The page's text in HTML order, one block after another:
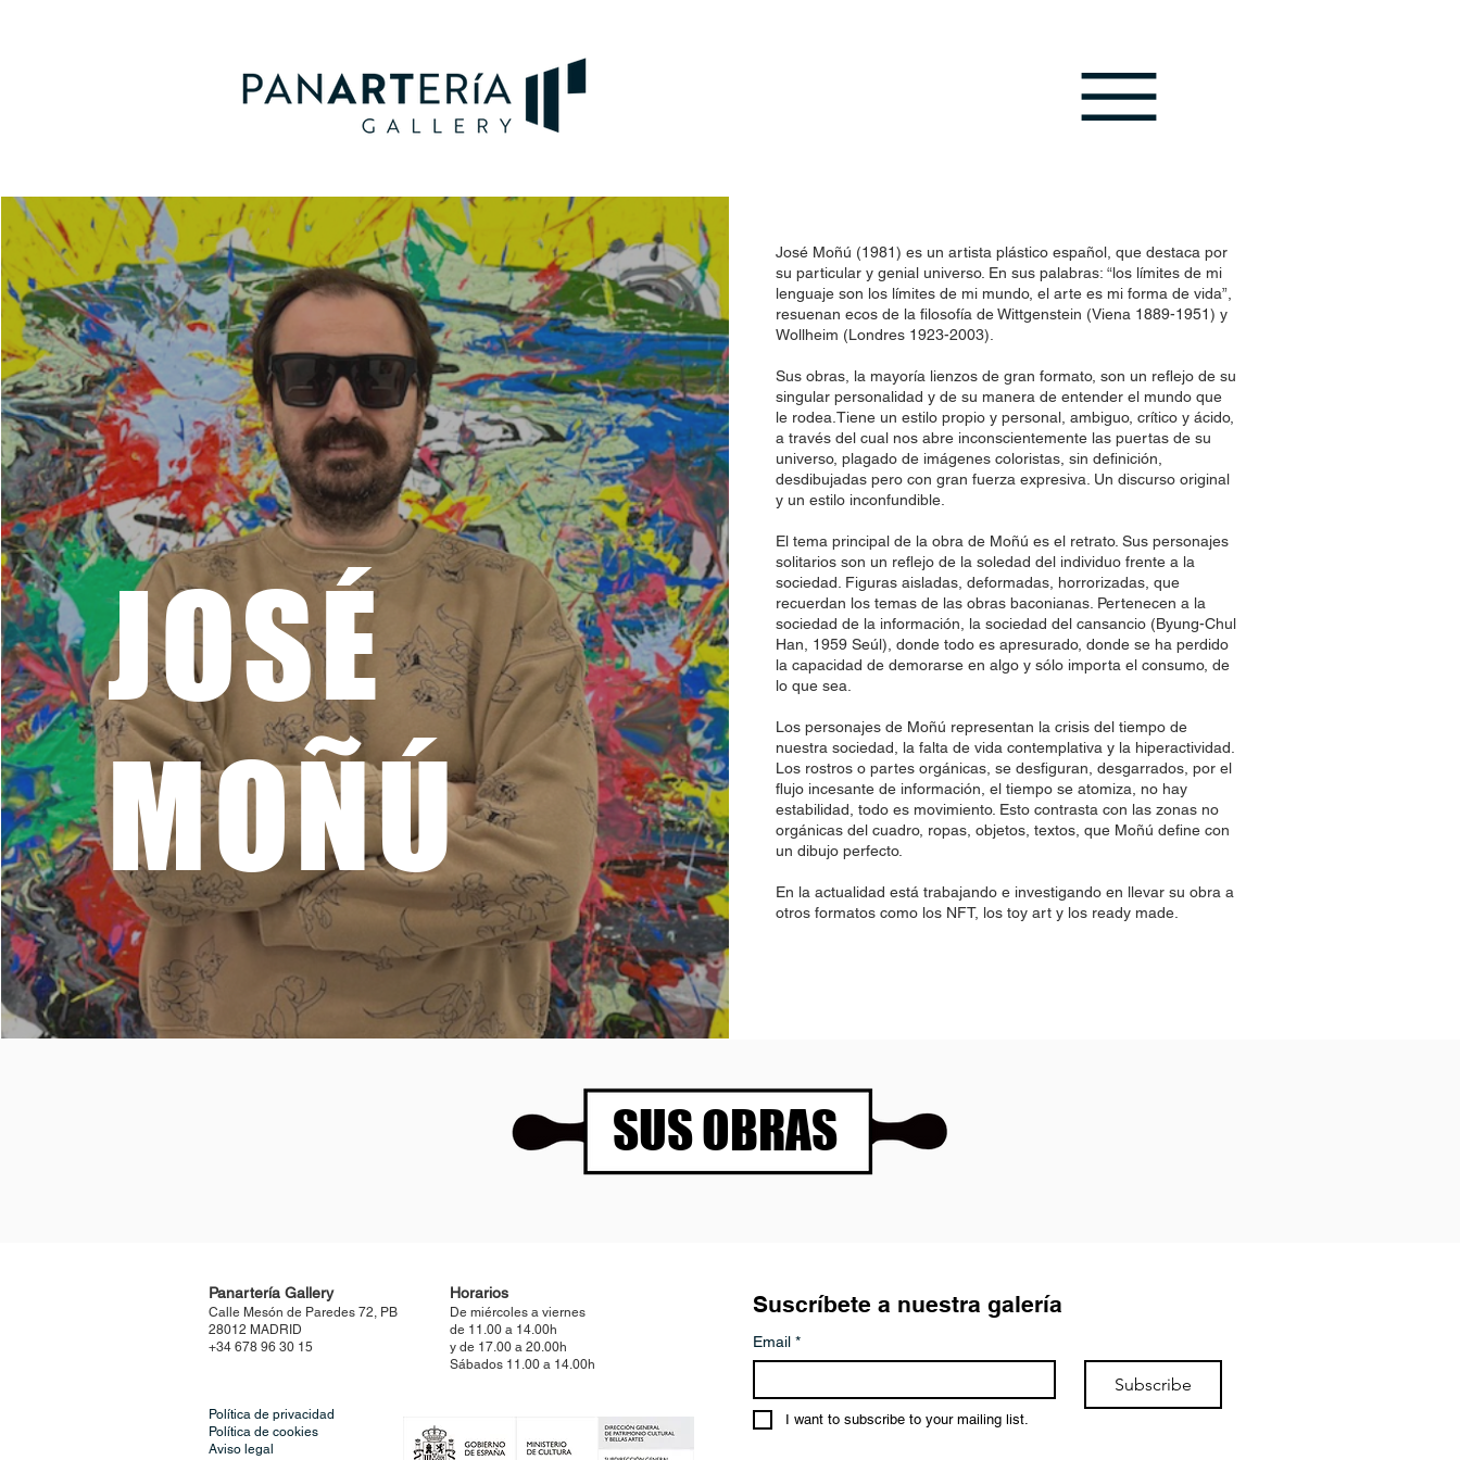
JOSÉ
MOÑÚ
José Moñú (1981) es un artista plástico español, que destaca por
su particular y genial universo. En sus palabras: “los límites de mi
lenguaje son los límites de mi mundo, el arte es mi forma de vida”,
resuenan ecos de la filosofía de Wittgenstein (Viena 1889-1951) y
Wollheim (Londres 1923-2003).
Sus obras, la mayoría lienzos de gran formato, son un reflejo de su
singular personalidad y de su manera de entender el mundo que
le rodea.Tiene un estilo propio y personal, ambiguo, crítico y ácido,
a través del cual nos abre inconscientemente las puertas de su
universo, plagado de imágenes coloristas, sin definición,
desdibujadas pero con gran fuerza expresiva. Un discurso original
y un estilo inconfundible.
El tema principal de la obra de Moñú es el retrato. Sus personajes
solitarios son un reflejo de la soledad del individuo frente a la
sociedad. Figuras aisladas, deformadas, horrorizadas, que
recuerdan los temas de las obras baconianas. Pertenecen a la
sociedad de la información, la sociedad del cansancio (Byung-Chul
Han, 1959 Seúl), donde todo es apresurado, donde se ha perdido
la capacidad de demorarse en algo y sólo importa el consumo, de
lo que sea.
Los personajes de Moñú representan la crisis del tiempo de
nuestra sociedad, la falta de vida contemplativa y la hiperactividad.
Los rostros o partes orgánicas, se desfiguran, desgarrados, por el
flujo incesante de información, el tiempo se atomiza, no hay
estabilidad, todo es movimiento. Esto contrasta con las zonas no
orgánicas del cuadro, ropas, objetos, textos, que Moñú define con
un dibujo perfecto.
En la actualidad está trabajando e investigando en llevar su obra a
otros formatos como los NFT, los toy art y los ready made.
SUS OBRAS
Panartería Gallery
Calle Mesón de Paredes 72, PB
28012 MADRID
+34 678 96 30 15
Horarios
De miércoles a viernes
de 11.00 a 14.00h
y de 17.00 a 20.00h
Sábados 11.00 a 14.00h
Política de privacidad
Política de cookies
Aviso legal
Suscríbete a nuestra galería
Email *
Subscribe
I want to subscribe to your mailing list.